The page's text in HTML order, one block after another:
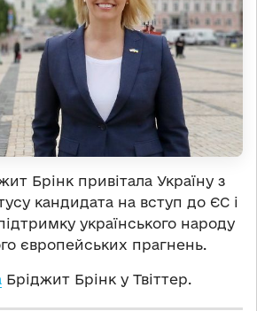
Брінк привітала Україну з
кандидата на вступ до ЄС і
українського народу
європейських прагнень.
Бріджит Брінк у Твіттер.